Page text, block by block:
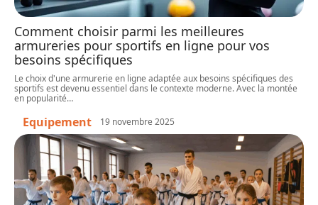
Comment choisir parmi les meilleures
armureries pour sportifs en ligne pour vos
besoins spécifiques
Le choix d'une armurerie en ligne adaptée aux besoins spécifiques des
sportifs est devenu essentiel dans le contexte moderne. Avec la montée
en popularité…
Equipement 19 novembre 2025